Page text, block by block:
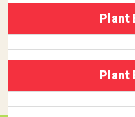
Plant
Plant